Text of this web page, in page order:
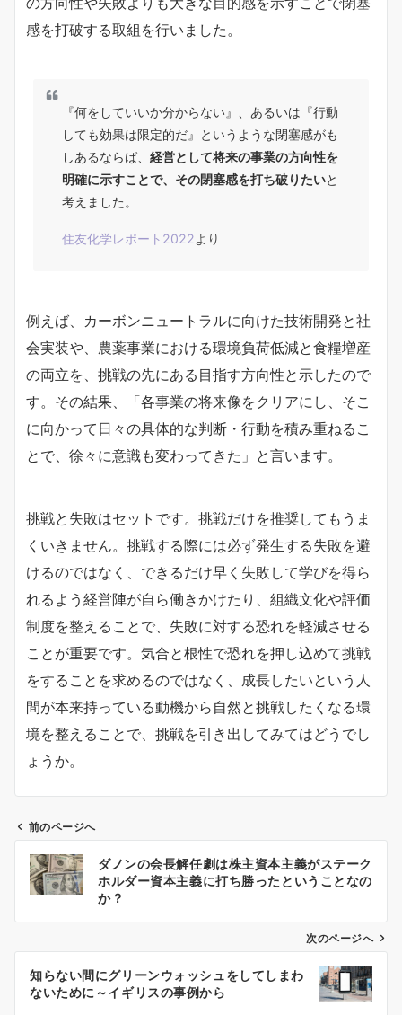
感を打破する取組を行いました。
『何をしていいか分からない』、あるいは『行動
しても効果は限定的だ』というような閉塞感がも
しあるならば、 経営として将来の事業の方向性を
明確に示すことで、その閉塞感を打ち破りたいと
考えました。
住友化学レポート2022より
例えば、カーボンニュートラルに向けた技術開発と社
会実装や、農薬事業における環境負荷低減と食糧増産
の両立を、挑戦の先にある目指す方向性と示したので
す。その結果、「各事業の将来像をクリアにし、そこ
に向かって日々の具体的な判断・行動を積み重ねるこ
とで、徐々に意識も変わってきた」と言います。
挑戦と失敗はセットです。挑戦だけを推奨してもうま
くいきません。挑戦する際には必ず発生する失敗を避
けるのではなく、できるだけ早く失敗して学びを得ら
れるよう経営陣が自ら働きかけたり、組織文化や評価
制度を整えることで、失敗に対する恐れを軽減させる
ことが重要です。気合と根性で恐れを押し込めて挑戦
をすることを求めるのではなく、成長したいという人
間が本来持っている動機から自然と挑戦したくなる環
境を整えることで、挑戦を引き出してみてはどうでし
ょうか。
ビ
前のページへ
ダノンの会長解任劇は株主資本主義がステーク
ホルダー資本主義に打ち勝ったということなの
か？
次のページへ
知らない間にグリーンウォッシュをしてしまわ
ないために～イギリスの事例から